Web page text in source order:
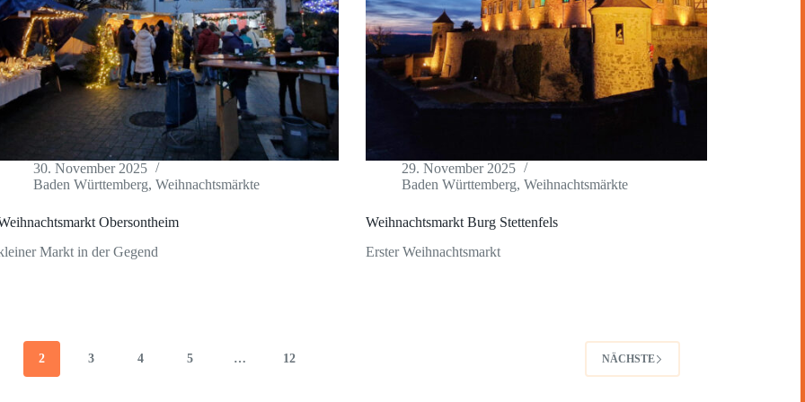
30. November 2025
Baden Württemberg, Weihnachtsmärkte
Obersontheim
Markt in der Gegend
29. November 2025
Baden Württemberg, Weihnachtsmärkte
Weihnachtsmarkt Burg Stettenfels
Erster Weihnachtsmarkt
2 3 4 5 … 12 NÄCHSTE